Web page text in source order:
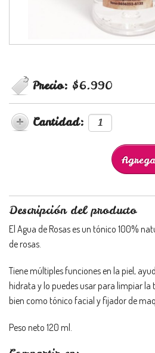
Precio: $6.990
Cantidad:
Descripción del producto
El Agua de Rosas es un tónico 100%
de rosas.
Tiene múltiples funciones en la piel,
hidrata y lo puedes usar para limpiar
bien como tónico facial y fijador de
Peso neto 120 ml.